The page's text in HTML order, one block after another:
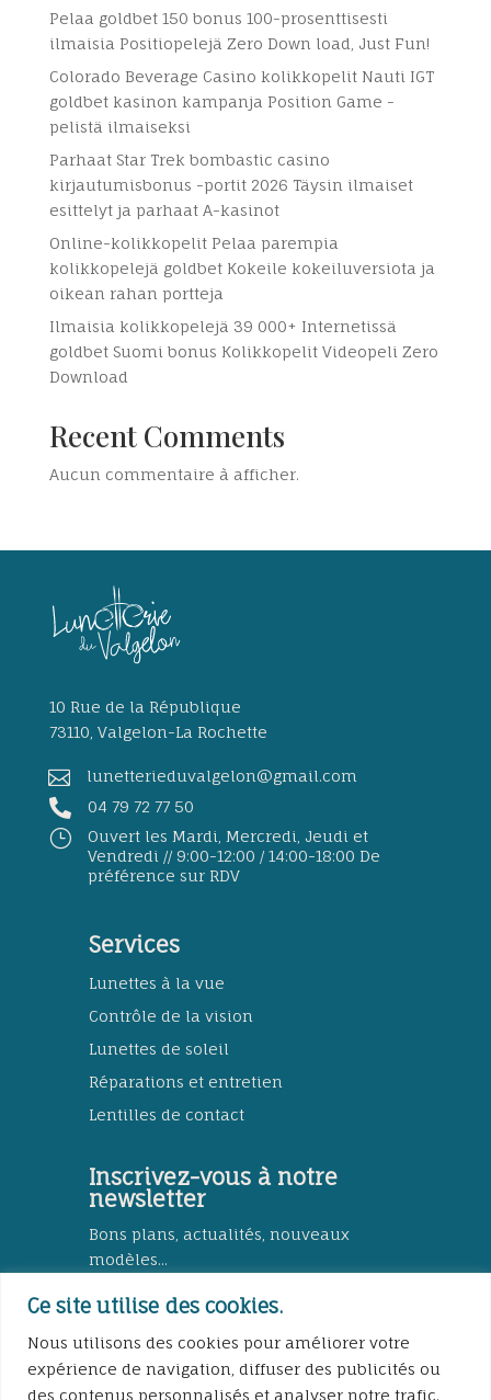
Ce site utilise des cookies.
Nous utilisons des cookies pour améliorer votre
expérience de navigation, diffuser des publicités ou
des contenus personnalisés et analyser notre trafic.
Pelaa goldbet 150 bonus 100-prosenttisesti
ilmaisia ​​Positiopelejä Zero Down load, Just Fun!
Colorado Beverage Casino kolikkopelit Nauti IGT
goldbet kasinon kampanja Position Game -
pelistä ilmaiseksi
Parhaat Star Trek bombastic casino
kirjautumisbonus -portit 2026 Täysin ilmaiset
esittelyt ja parhaat A-kasinot
Online-kolikkopelit Pelaa parempia
kolikkopelejä goldbet Kokeile kokeiluversiota ja
oikean rahan portteja
Ilmaisia kolikkopelejä 39 000+ Internetissä
goldbet Suomi bonus Kolikkopelit Videopeli Zero
Download
Recent Comments
Aucun commentaire à afficher.
10 Rue de la République
73110, Valgelon-La Rochette
 lunetterieduvalgelon@gmail.com
 04 79 72 77 50
}
Ouvert les Mardi, Mercredi, Jeudi et
Vendredi // 9:00-12:00 / 14:00-18:00 De
préférence sur RDV
Services
Lunettes à la vue
Contrôle de la vision
Lunettes de soleil
Réparations et entretien
Lentilles de contact
Inscrivez-vous à notre
newsletter
Bons plans, actualités, nouveaux
modèles...
S'abonner